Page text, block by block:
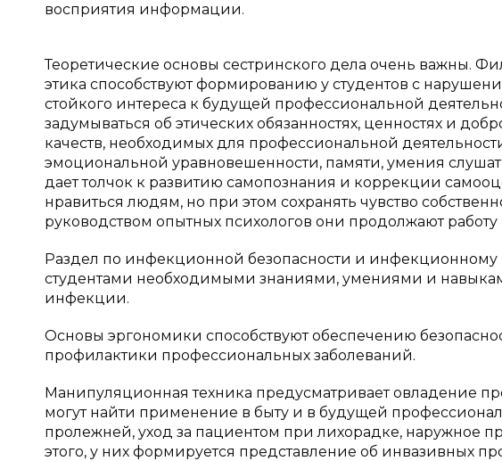
восприятия информации.
Теоретические основы сестринского дела очень важны.
этика способствуют формированию у студентов с
стойкого интереса к будущей профессиональной
задумываться об этических обязанностях, ценностях и
качеств, необходимых для профессиональной
эмоциональной уравновешенности, памяти, умения
дает толчок к развитию самопознания и коррекции
нравиться людям, но при этом сохранять чувство
руководством опытных психологов они продолжают
Раздел по инфекционной безопасности и инфекционному
студентами необходимыми знаниями, умениями и
инфекции.
Основы эргономики способствуют обеспечению
профилактики профессиональных заболеваний.
Манипуляционная техника предусматривает овладение
могут найти применение в быту и в будущей
пролежней, уход за пациентом при лихорадке, наружное
этого, у них формируется представление об инвазивных